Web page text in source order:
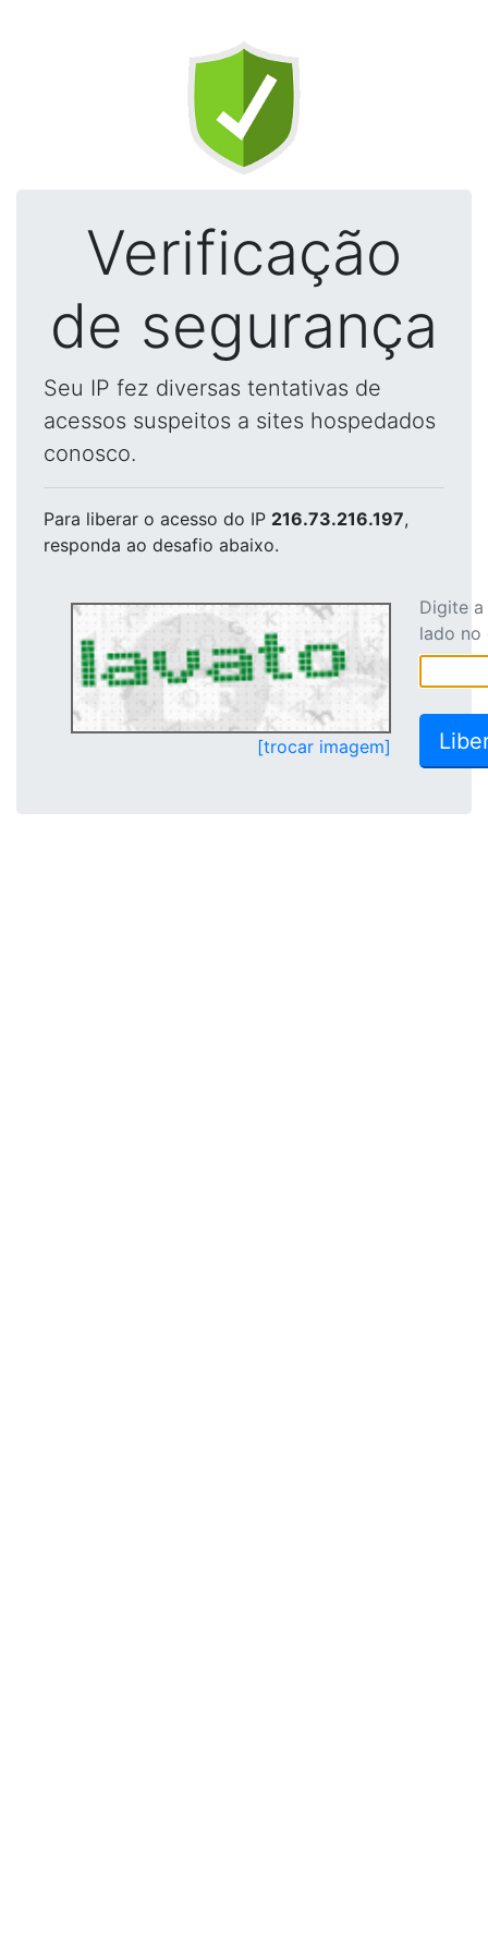
Verificação
de segurança
Seu IP fez diversas tentativas de
acessos suspeitos a sites hospedados
conosco.
Para liberar o acesso do IP 216.73.216.197,
responda ao desafio abaixo.
[trocar imagem]
Digite
lado no